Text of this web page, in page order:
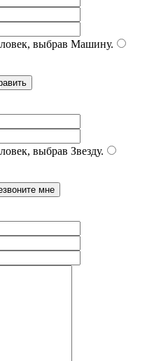
выбрав Машину.
выбрав Звезду.